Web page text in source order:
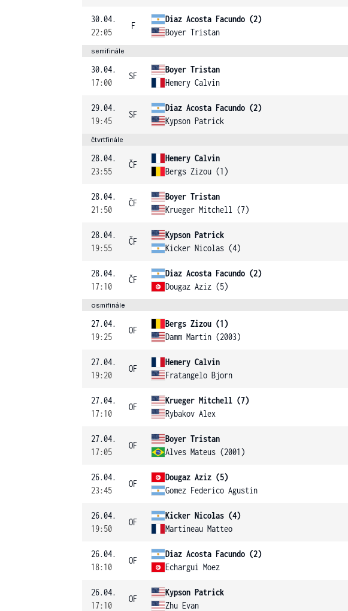
30.04.
22:05
F
Diaz Acosta Facundo (2)
Boyer Tristan
semifinále
30.04.
17:00
SF
Boyer Tristan
Hemery Calvin
29.04.
19:45
SF
Diaz Acosta Facundo (2)
Kypson Patrick
čtvrtfinále
28.04.
23:55
ČF
Hemery Calvin
Bergs Zizou (1)
28.04.
21:50
ČF
Boyer Tristan
Krueger Mitchell (7)
28.04.
19:55
ČF
Kypson Patrick
Kicker Nicolas (4)
28.04.
17:10
ČF
Diaz Acosta Facundo (2)
Dougaz Aziz (5)
osmifinále
27.04.
19:25
OF
Bergs Zizou (1)
Damm Martin (2003)
27.04.
19:20
OF
Hemery Calvin
Fratangelo Bjorn
27.04.
17:10
OF
Krueger Mitchell (7)
Rybakov Alex
27.04.
17:05
OF
Boyer Tristan
Alves Mateus (2001)
26.04.
23:45
OF
Dougaz Aziz (5)
Gomez Federico Agustin
26.04.
19:50
OF
Kicker Nicolas (4)
Martineau Matteo
26.04.
18:10
OF
Diaz Acosta Facundo (2)
Echargui Moez
26.04.
17:10
OF
Kypson Patrick
Zhu Evan